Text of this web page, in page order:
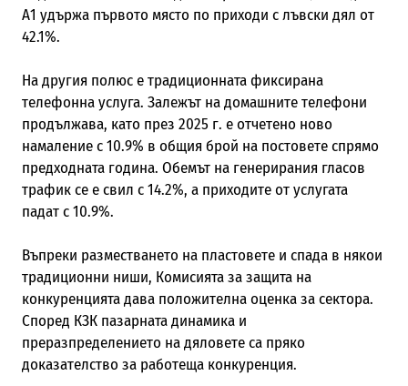
А1 удържа първото място по приходи с лъвски дял от
42.1%.
На другия полюс е традиционната фиксирана
телефонна услуга. Залежът на домашните телефони
продължава, като през 2025 г. е отчетено ново
намаление с 10.9% в общия брой на постовете спрямо
предходната година. Обемът на генерирания гласов
трафик се е свил с 14.2%, а приходите от услугата
падат с 10.9%.
Въпреки разместването на пластовете и спада в някои
традиционни ниши, Комисията за защита на
конкуренцията дава положителна оценка за сектора.
Според КЗК пазарната динамика и
преразпределението на дяловете са пряко
доказателство за работеща конкуренция.